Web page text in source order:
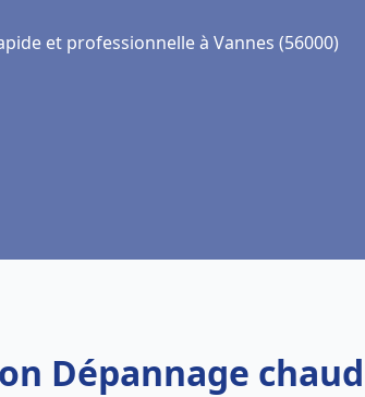
et professionnelle à Vannes (56000)
Dépannage